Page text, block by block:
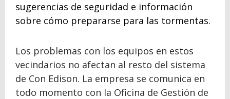
sugerencias de seguridad e información
sobre cómo prepararse para las tormentas.
Los problemas con los equipos en estos
vecindarios no afectan al resto del sistema
de Con Edison. La empresa se comunica en
todo momento con la Oficina de Gestión de